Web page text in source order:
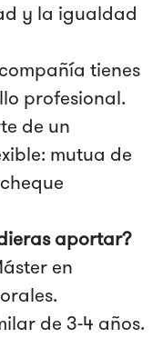
y la igualdad
tienes
profesional.
de un
mutua de
aportar?
en
de 3-4 años.